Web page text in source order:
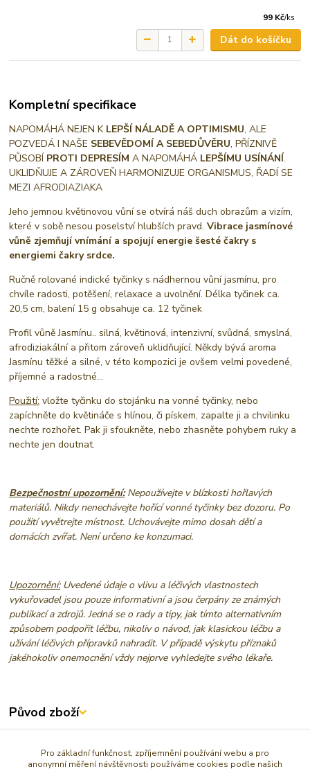
99 Kč/ks
Dát do košíčku
Kompletní specifikace
NAPOMÁHÁ NEJEN K LEPŠÍ NÁLADĚ A OPTIMISMU, ALE
POZVEDÁ I NAŠE SEBEVĚDOMÍ A SEBEDŮVĚRU, PŘÍZNIVĚ
PŮSOBÍ PROTI DEPRESÍM A NAPOMÁHÁ LEPŠÍMU USÍNÁNÍ.
UKLIDŇUJE A ZÁROVEŇ HARMONIZUJE ORGANISMUS, ŘADÍ SE
MEZI AFRODIAZIAKA
Jeho jemnou květinovou vůní se otvírá náš duch obrazům a vizím,
které v sobě nesou poselství hlubších pravd.Vibrace jasmínové
vůně zjemňují vnímání a spojují energie šesté čakry s
energiemi čakry srdce.
Ručně rolované indické tyčinky s nádhernou vůní jasmínu, pro
chvíle radosti, potěšení, relaxace a uvolnění. Délka tyčinek ca.
20,5 cm, balení 15 g obsahuje ca. 12 tyčinek
Profil vůně Jasmínu.. silná, květinová, intenzivní, svůdná, smyslná,
afrodiziakální a přitom zároveň uklidňující. Někdy bývá aroma
Jasmínu těžké a silné, v této kompozici je ovšem velmi povedené,
příjemné a radostné...
Použití: vložte tyčinku do stojánku na vonné tyčinky, nebo
zapíchněte do květináče s hlínou, či pískem, zapalte ji a chvilinku
nechte rozhořet. Pak ji sfoukněte, nebo zhasněte pohybem ruky a
nechte jen doutnat.
Bezpečnostní upozornění:Nepoužívejte v blízkosti hořlavých
materiálů. Nikdy nenechávejte hořící vonné tyčinky bez dozoru. Po
použití vyvětrejte místnost. Uchovávejte mimo dosah dětí a
domácích zvířat. Není určeno ke konzumaci.
Upozornění:Uvedené údaje o vlivu a léčivých vlastnostech
vykuřovadel jsou pouze informativní a jsou čerpány ze známých
publikací a zdrojů. Jedná se o rady a tipy, jak tímto alternativním
způsobem podpořit léčbu, nikoliv o návod, jak klasickou léčbu a
užívání léčivých přípravků nahradit. V případě výskytu příznaků
jakéhokoliv onemocnění vždy nejprve vyhledejte svého lékaře.
Původ zboží
Pro základní funkčnost, zpříjemnění používání webu a pro
anonymní měření návštěvnosti používáme cookies podle našich